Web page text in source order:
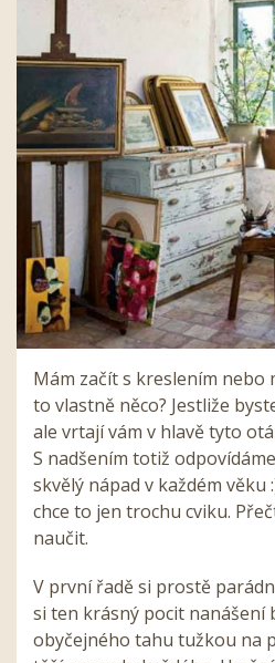
Mám začít s kreslením nebo
to vlastně něco? Jestliže
ale vrtají vám v hlavě tyto
S nadšením totiž
skvělý nápad v každém věku
chce to jen trochu cviku.
naučit.
V první řadě si prostě
si ten krásný pocit nanášení
obyčejného tahu tužkou na